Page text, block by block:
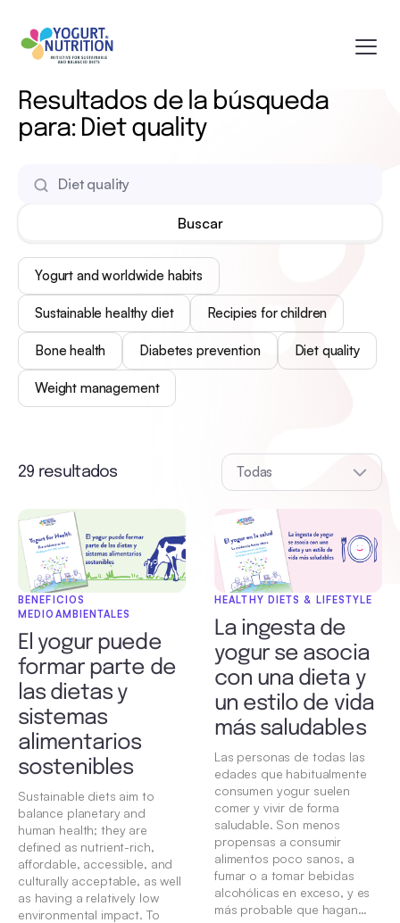
Resultados de la búsqueda
para: Diet quality
Yogurt and worldwide habits
Sustainable healthy diet Recipies for children
Bone health Diabetes prevention Diet quality
Weight management
29 resultados Todas
BENEFICIOS
MEDIOAMBIENTALES
El yogur puede
formar parte de
las dietas y
sistemas
alimentarios
sostenibles
Sustainable diets aim to
balance planetary and
human health; they are
defined as nutrient-rich,
affordable, accessible, and
culturally acceptable, as well
as having a relatively low
environmental impact. To
HEALTHY DIETS & LIFESTYLE
La ingesta de
yogur se asocia
con una dieta y
un estilo de vida
más saludables
Las personas de todas las
edades que habitualmente
consumen yogur suelen
comer y vivir de forma
saludable. Son menos
propensas a consumir
alimentos poco sanos, a
fumar o a tomar bebidas
alcohólicas en exceso, y es
más probable que hagan…